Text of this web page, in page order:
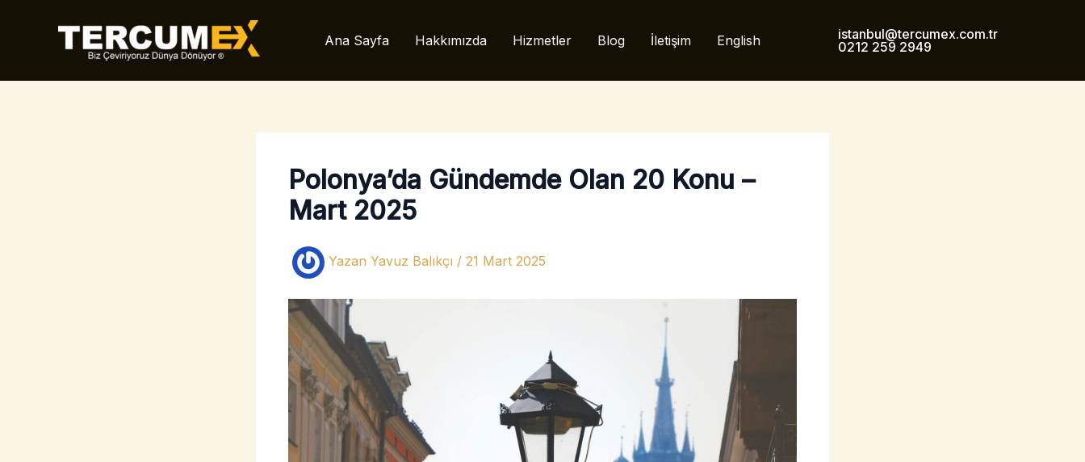
Ana Sayfa Hakkımızda Hizmetler Blog İletişim English
istanbul@tercumex.com.tr
0212 259 2949
Polonya’da Gündemde Olan 20 Konu –
Mart 2025
Yazan Yavuz Balıkçı / 21 Mart 2025